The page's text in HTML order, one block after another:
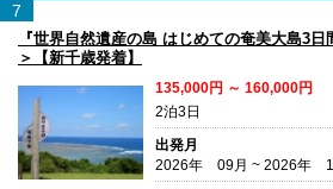
7
『世界自然遺産の島 はじめての奄美大島3
＞【新千歳発着】
135,000円 ～ 160,000円
2泊3日
出発月
2026年 09月 ~ 2026年